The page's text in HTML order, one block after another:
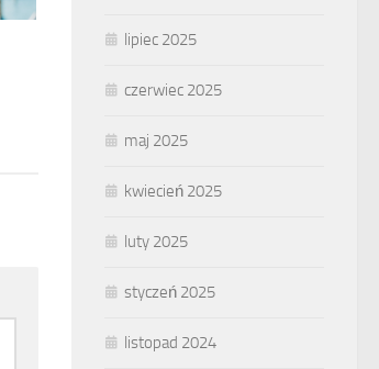
lipiec 2025
czerwiec 2025
maj 2025
kwiecień 2025
luty 2025
styczeń 2025
listopad 2024